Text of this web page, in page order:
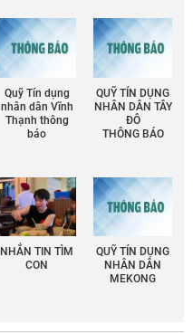
Quỹ Tín dụng
nhân dân Vĩnh
Thạnh thông
báo
QUỸ TÍN DỤNG
NHÂN DÂN TÂY
ĐÔ
THÔNG BÁO
NHẮN TIN TÌM
CON
QUỸ TÍN DỤNG
NHÂN DÂN
MEKONG